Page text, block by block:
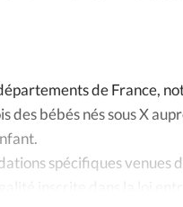
Aujourd'hui
de France,
des bébés nés sous X
spécifiques